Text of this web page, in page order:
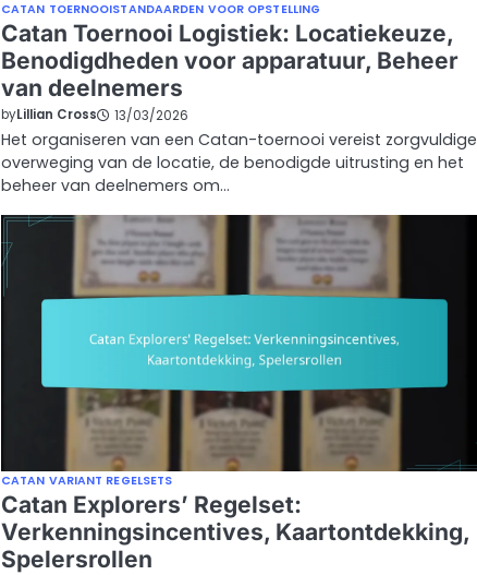
CATAN TOERNOOISTANDAARDEN VOOR OPSTELLING
Catan Toernooi Logistiek: Locatiekeuze,
Benodigdheden voor apparatuur, Beheer
van deelnemers
byLillian Cross 13/03/2026
Het organiseren van een Catan-toernooi vereist zorgvuldige
overweging van de locatie, de benodigde uitrusting en het
beheer van deelnemers om…
CATAN VARIANT REGELSETS
Catan Explorers’ Regelset:
Verkenningsincentives, Kaartontdekking,
Spelersrollen